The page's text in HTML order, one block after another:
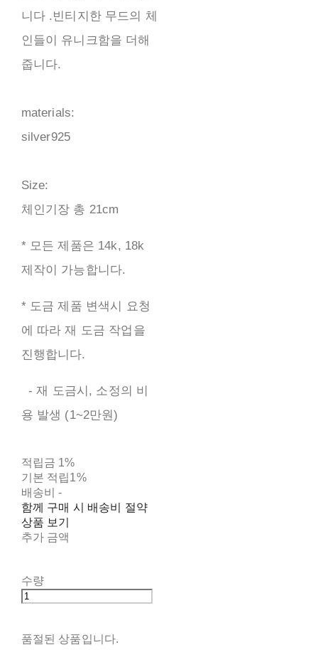
니다 .빈티지한 무드의 체
인들이 유니크함을 더해
줍니다.
materials:
silver925
Size:
체인기장 총 21cm
* 모든 제품은 14k, 18k
제작이 가능합니다.
* 도금 제품 변색시 요청
에 따라 재 도금 작업을
진행합니다.
- 재 도금시, 소정의 비
용 발생 (1~2만원)
적립금 1%
기본 적립1%
배송비-
함께 구매 시 배송비 절약
상품 보기
추가 금액
수량
품절된 상품입니다.